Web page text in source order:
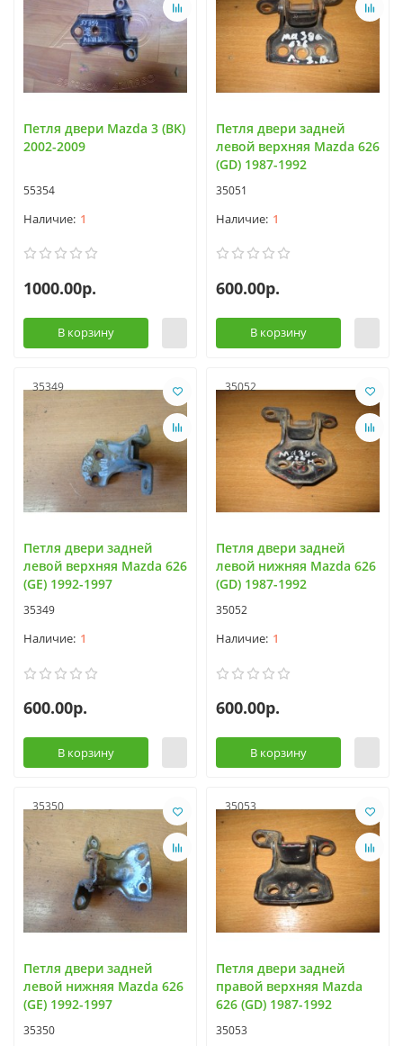
Петля двери Mazda 3 (BK)
2002-2009
55354
1
1000.00р.
В корзину
Петля двери задней
левой верхняя Mazda 626
(GD) 1987-1992
35051
1
600.00р.
В корзину
35349
Петля двери задней
левой верхняя Mazda 626
(GE) 1992-1997
35349
1
600.00р.
В корзину
35052
Петля двери задней
левой нижняя Mazda 626
(GD) 1987-1992
35052
1
600.00р.
В корзину
35350
Петля двери задней
левой нижняя Mazda 626
(GE) 1992-1997
35350
35053
Петля двери задней
правой верхняя Mazda
626 (GD) 1987-1992
35053